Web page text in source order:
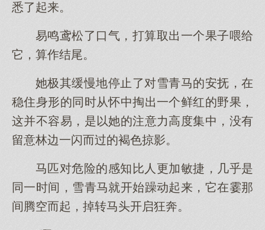
悉了起来。
易鸣鸢松了口气，打算取出一个果子喂给
它，算作结尾。
她极其缓慢地停止了对雪青马的安抚，在
稳住身形的同时从怀中掏出一个鲜红的野果，
这并不容易，是以她的注意力高度集中，没有
留意林边一闪而过的褐色掠影。
马匹对危险的感知比人更加敏捷，几乎是
同一时间，雪青马就开始躁动起来，它在霎那
间腾空而起，掉转马头开启狂奔。